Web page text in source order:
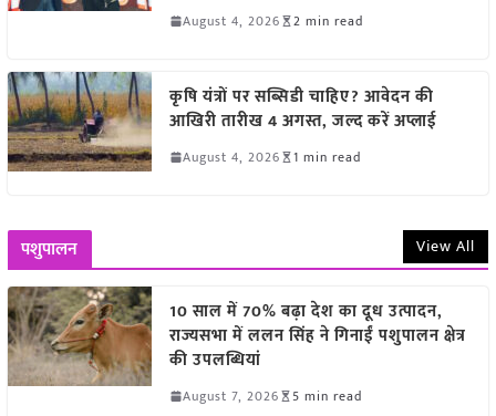
August 4, 2026 2 min read
कृषि यंत्रों पर सब्सिडी चाहिए? आवेदन की
आखिरी तारीख 4 अगस्त, जल्द करें अप्लाई
August 4, 2026 1 min read
पशुपालन View All
10 साल में 70% बढ़ा देश का दूध उत्पादन,
राज्यसभा में ललन सिंह ने गिनाईं पशुपालन क्षेत्र
की उपलब्धियां
August 7, 2026 5 min read